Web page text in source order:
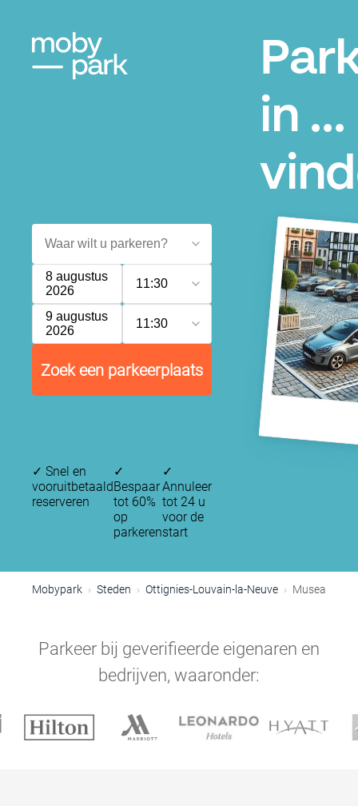
in ...
8 augustus
2026
11:30
9 augustus
2026
11:30
Zoek een parkeerplaats
✓ Snel en
vooruitbetaald
reserveren
✓
Bespaar
tot 60%
op
parkeren
✓
Annuleer
tot 24 u
voor de
start
Mobypark Steden Ottignies-Louvain-la-Neuve Musea
Parkeer bij geverifieerde eigenaren en
bedrijven, waaronder: